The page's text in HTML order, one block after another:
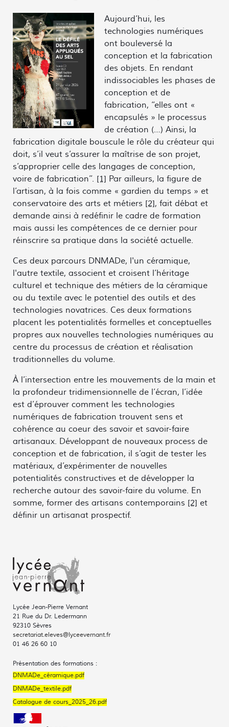
Aujourd’hui, les
technologies numériques
ont bouleversé la
conception et la fabrication
des objets. En rendant
indissociables les phases de
conception et de
fabrication, ‘‘elles ont «
encapsulés » le processus
de création (…) Ainsi, la
fabrication digitale bouscule le rôle du créateur qui
doit, s’il veut s’assurer la maîtrise de son projet,
s’approprier celle des langages de conception,
voire de fabrication’’. [1] Par ailleurs, la figure de
l’artisan, à la fois comme « gardien du temps » et
conservatoire des arts et métiers [2], fait débat et
demande ainsi à redéfinir le cadre de formation
mais aussi les compétences de ce dernier pour
réinscrire sa pratique dans la société actuelle.
Ces deux parcours DNMADe, l'un céramique,
l'autre textile, associent et croisent l’héritage
culturel et technique des métiers de la céramique
ou du textile avec le potentiel des outils et des
technologies novatrices. Ces deux formations
placent les potentialités formelles et conceptuelles
propres aux nouvelles technologies numériques au
centre du processus de création et réalisation
traditionnelles du volume.
À l’intersection entre les mouvements de la main et
la profondeur tridimensionnelle de l’écran, l’idée
est d’éprouver comment les technologies
numériques de fabrication trouvent sens et
cohérence au coeur des savoir et savoir-faire
artisanaux. Développant de nouveaux process de
conception et de fabrication, il s’agit de tester les
matériaux, d’expérimenter de nouvelles
potentialités constructives et de développer la
recherche autour des savoir-faire du volume. En
somme, former des artisans contemporains [2] et
définir un artisanat prospectif.
Lycée Jean-Pierre Vernant
21 Rue du Dr. Ledermann
92310 Sèvres
secretariat.eleves@lyceevernant.fr
01 46 26 60 10
Présentation des formations :
DNMADe_céramique.pdf
DNMADe_textile.pdf
Catalogue de cours_2025_26.pdf